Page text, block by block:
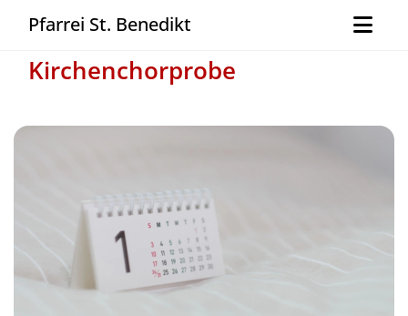
Pfarrei St. Benedikt
Kirchenchorprobe